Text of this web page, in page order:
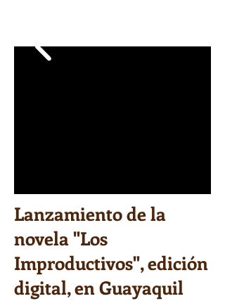
Lanzamiento de la
novela "Los
Improductivos", edición
digital, en Guayaquil